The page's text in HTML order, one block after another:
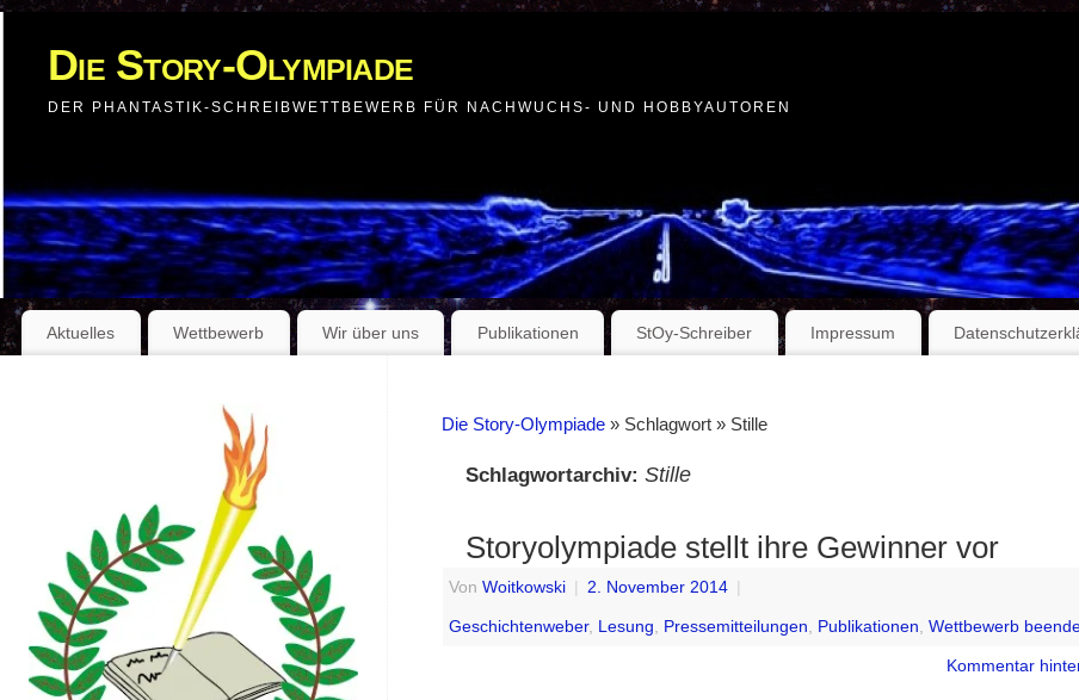
Die Story-Olympiade
DER PHANTASTIK-SCHREIBWETTBEWERB FÜR NACHWUCHS- UND HOBBYAUTOREN
Aktuelles Wettbewerb Wir über uns Publikationen StOy-Schreiber Impressum
Die Story-Olympiade » Schlagwort » Stille
Schlagwortarchiv: Stille
Storyolympiade stellt ihre Gewinner vor
Von Woitkowski 2. November 2014
Geschichtenweber, Lesung, Pressemitteilungen, Publikationen, Wettbewerb
Kommentar